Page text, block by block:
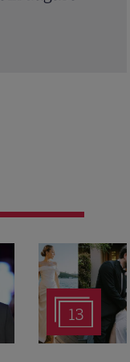
13